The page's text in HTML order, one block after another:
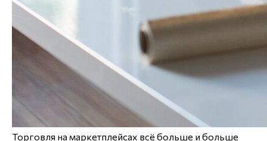
Торговля на маркетплейсах всё больше и больше